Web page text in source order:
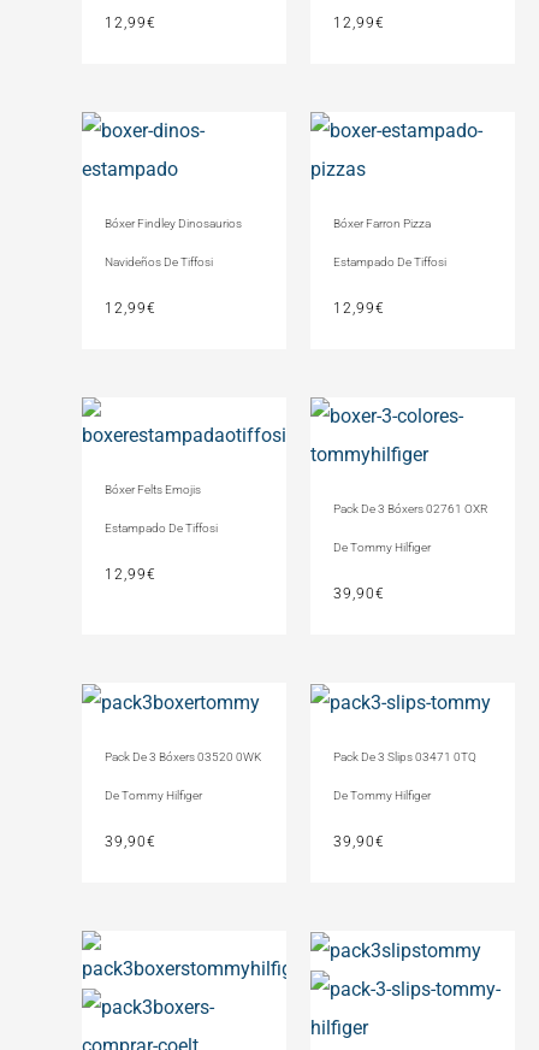
12,99€ 12,99€
Bóxer Findley Dinosaurios
Navideños De Tiffosi
12,99€
Bóxer Farron Pizza
Estampado De Tiffosi
12,99€
Bóxer Felts Emojis
Estampado De Tiffosi
12,99€
Pack De 3 Bóxers 02761 OXR
De Tommy Hilfiger
39,90€
Pack De 3 Bóxers 03520 0WK
De Tommy Hilfiger
39,90€
Pack De 3 Slips 03471 0TQ
De Tommy Hilfiger
39,90€